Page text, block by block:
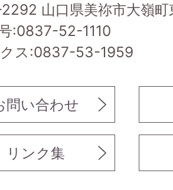
山口県美祢市大嶺
:0837-52-1110
ス:0837-53-1959
問い合わせ
リンク集